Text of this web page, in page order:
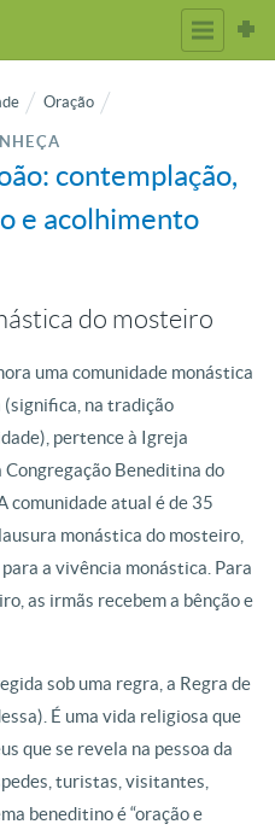
Oração
contemplação,
e acolhimento
do mosteiro
uma comunidade monástica
(significa, na tradição
pertence à Igreja
Beneditina do
comunidade atual é de 35
monástica do mosteiro,
a vivência monástica. Para
as irmãs recebem a bênção e
sob uma regra, a Regra de
É uma vida religiosa que
que se revela na pessoa da
turistas, visitantes,
beneditino é “oração e